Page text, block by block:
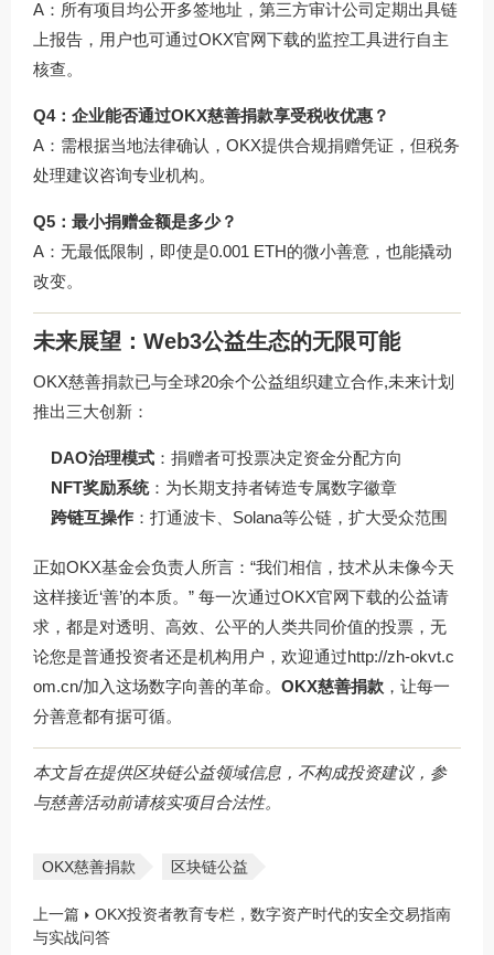
A：所有项目均公开多签地址，第三方审计公司定期出具链
上报告，用户也可通过OKX官网下载的监控工具进行自主
核查。
Q4：企业能否通过OKX慈善捐款享受税收优惠？
A：需根据当地法律确认，OKX提供合规捐赠凭证，但税务
处理建议咨询专业机构。
Q5：最小捐赠金额是多少？
A：无最低限制，即使是0.001 ETH的微小善意，也能撬动
改变。
未来展望：Web3公益生态的无限可能
OKX慈善捐款已与全球20余个公益组织建立合作,未来计划
推出三大创新：
DAO治理模式 ：捐赠者可投票决定资金分配方向
NFT奖励系统：为长期支持者铸造专属数字徽章
跨链互操作 ：打通波卡、Solana等公链，扩大受众范围
正如OKX基金会负责人所言：“我们相信，技术从未像今天
这样接近‘善’的本质。” 每一次通过OKX官网下载的公益请
求，都是对透明、高效、公平的人类共同价值的投票，无
论您是普通投资者还是机构用户，欢迎通过http://zh-okvt.c
om.cn/加入这场数字向善的革命。 OKX慈善捐款 ，让每一
分善意都有据可循。
本文旨在提供区块链公益领域信息，不构成投资建议，参
与慈善活动前请核实项目合法性。
OKX慈善捐款 区块链公益
上一篇
OKX投资者教育专栏，数字资产时代的安全交易指南
与实战问答